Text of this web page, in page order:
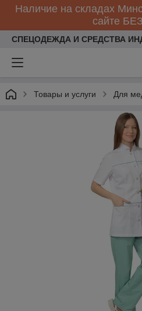
Наличие на складах
сайте
СПЕЦОДЕЖДА И СРЕДСТВА
Товары и услуги Для